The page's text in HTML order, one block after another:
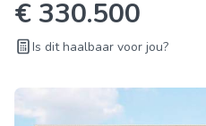
€ 330.500
Is dit haalbaar voor jou?